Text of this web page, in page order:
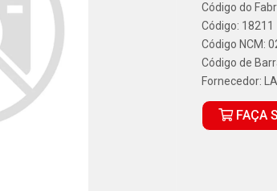
Código do
Código: 18211
Código NCM:
Código de
Fornecedor:
FAÇA